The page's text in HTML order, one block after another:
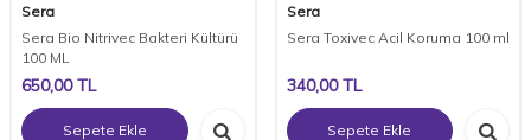
Sera
Sera Bio Nitrivec Bakteri Kültürü
100 ML
650,00TL
Sepete Ekle
Sera
Sera Toxivec Acil Koruma 100 ml
340,00TL
Sepete Ekle